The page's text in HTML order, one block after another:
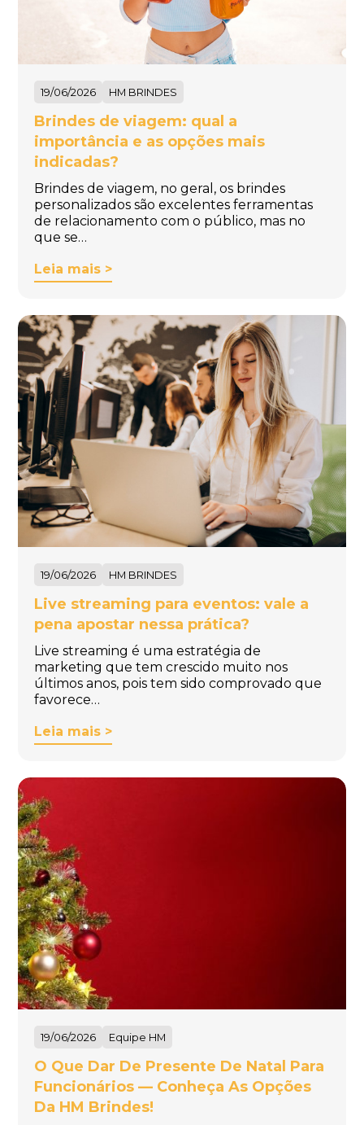
19/06/2026 HM BRINDES
Brindes de viagem: qual a
importância e as opções mais
indicadas?
Brindes de viagem, no geral, os brindes
personalizados são excelentes ferramentas
de relacionamento com o público, mas no
que se…
Leia mais >
19/06/2026 HM BRINDES
Live streaming para eventos: vale a
pena apostar nessa prática?
Live streaming é uma estratégia de
marketing que tem crescido muito nos
últimos anos, pois tem sido comprovado que
favorece…
Leia mais >
19/06/2026 Equipe HM
O Que Dar De Presente De Natal Para
Funcionários — Conheça As Opções
Da HM Brindes!